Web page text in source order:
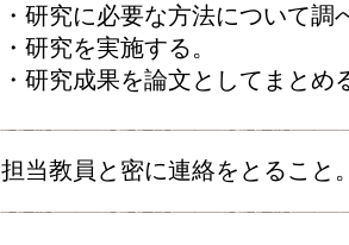
・研究に必要な方法について調
・研究を実施する。
・研究成果を論文としてまとめ
担当教員と密に連絡をとること